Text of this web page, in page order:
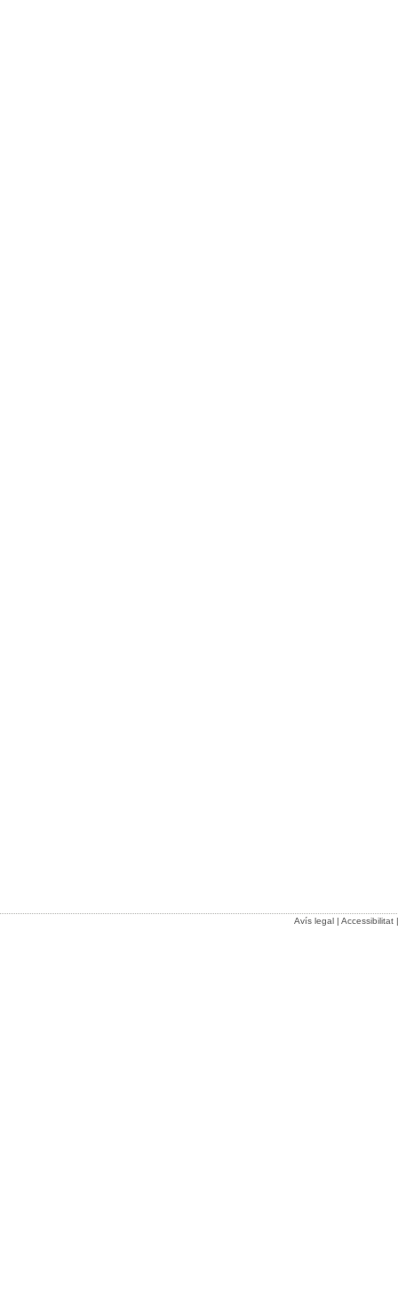
Avís legal| Accessibilitat